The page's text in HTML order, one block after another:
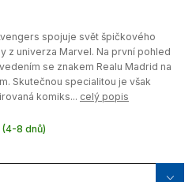
spojuje svět špičkového
z univerza Marvel. Na první pohled
se znakem Realu Madrid na
Skutečnou specialitou je však
komiks... celý popis
(4-8 dnů)